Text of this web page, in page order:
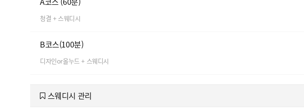
청결 + 스웨디시
B코스(100분)
디자인or올누드 + 스웨디시
스웨디시 관리